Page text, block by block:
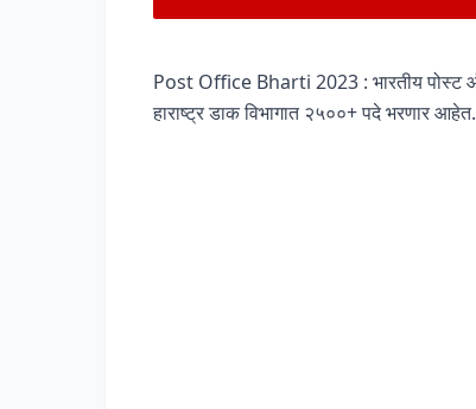
Post Office Bharti 2023 : भारतीय पोस्ट
हाराष्ट्र डाक विभागात २५००+ पदे भरणार